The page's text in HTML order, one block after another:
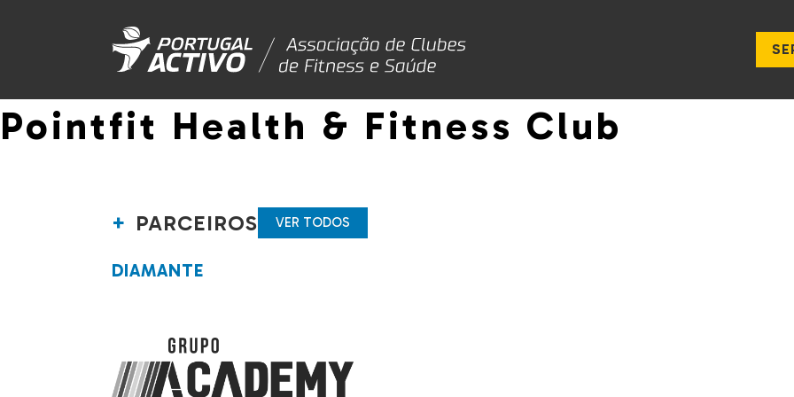
Pointfit Health & Fitness Club
PARCEIROS VER TODOS
DIAMANTE